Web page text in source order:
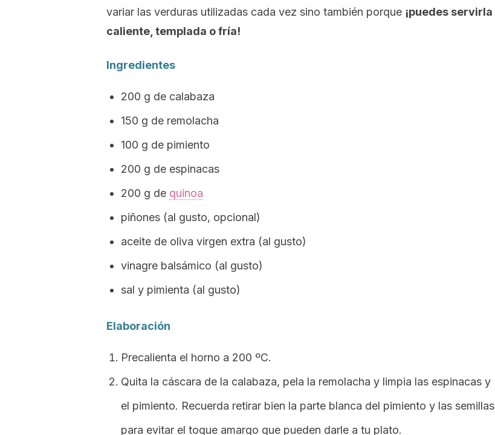
variar las verduras utilizadas cada vez sino también porque ¡puedes servirla
caliente, templada o fría!
Ingredientes
200 g de calabaza
150 g de remolacha
100 g de pimiento
200 g de espinacas
200 g de quinoa
piñones (al gusto, opcional)
aceite de oliva virgen extra (al gusto)
vinagre balsámico (al gusto)
sal y pimienta (al gusto)
Elaboración
Precalienta el horno a 200 ºC.
Quita la cáscara de la calabaza, pela la remolacha y limpia las espinacas y
el pimiento. Recuerda retirar bien la parte blanca del pimiento y las semillas
para evitar el toque amargo que pueden darle a tu plato.